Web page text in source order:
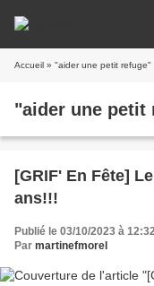
Accueil » "aider une petit refuge"
"aider une petit
[GRIF' En Fête]
ans!!!
Publié le 03/10/2023 à
Par martinefmorel